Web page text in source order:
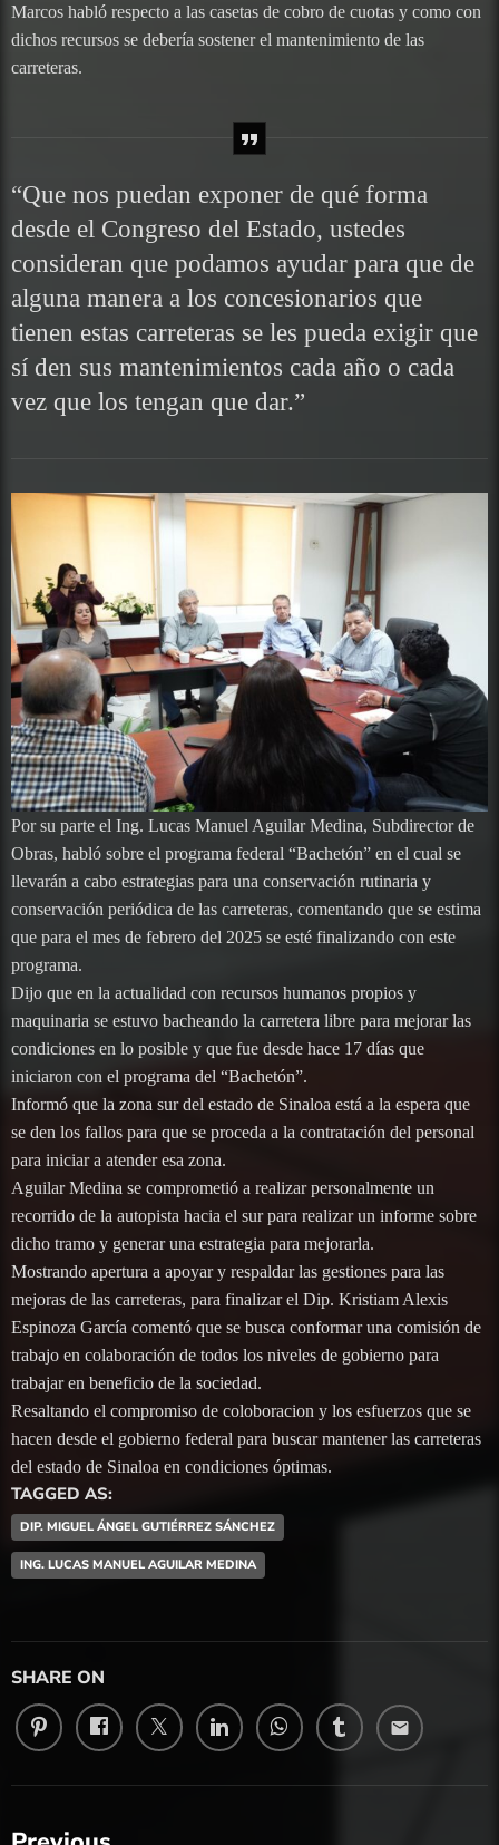
Marcos habló respecto a las casetas de cobro de cuotas y como con
dichos recursos se debería sostener el mantenimiento de las
carreteras.
“Que nos puedan exponer de qué forma
desde el Congreso del Estado, ustedes
consideran que podamos ayudar para que de
alguna manera a los concesionarios que
tienen estas carreteras se les pueda exigir que
sí den sus mantenimientos cada año o cada
vez que los tengan que dar.”
Por su parte el Ing. Lucas Manuel Aguilar Medina, Subdirector de
Obras, habló sobre el programa federal “Bachetón” en el cual se
llevarán a cabo estrategias para una conservación rutinaria y
conservación periódica de las carreteras, comentando que se estima
que para el mes de febrero del 2025 se esté finalizando con este
programa.
Dijo que en la actualidad con recursos humanos propios y
maquinaria se estuvo bacheando la carretera libre para mejorar las
condiciones en lo posible y que fue desde hace 17 días que
iniciaron con el programa del “Bachetón”.
Informó que la zona sur del estado de Sinaloa está a la espera que
se den los fallos para que se proceda a la contratación del personal
para iniciar a atender esa zona.
Aguilar Medina se comprometió a realizar personalmente un
recorrido de la autopista hacia el sur para realizar un informe sobre
dicho tramo y generar una estrategia para mejorarla.
Mostrando apertura a apoyar y respaldar las gestiones para las
mejoras de las carreteras, para finalizar el Dip. Kristiam Alexis
Espinoza García comentó que se busca conformar una comisión de
trabajo en colaboración de todos los niveles de gobierno para
trabajar en beneficio de la sociedad.
Resaltando el compromiso de coloboracion y los esfuerzos que se
hacen desde el gobierno federal para buscar mantener las carreteras
del estado de Sinaloa en condiciones óptimas.
TAGGED AS:
DIP. MIGUEL ÁNGEL GUTIÉRREZ SÁNCHEZ
ING. LUCAS MANUEL AGUILAR MEDINA
SHARE ON
email